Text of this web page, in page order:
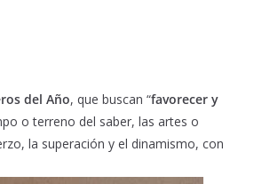
del Año, que buscan “favorecer y
o terreno del saber, las artes o
la superación y el dinamismo, con